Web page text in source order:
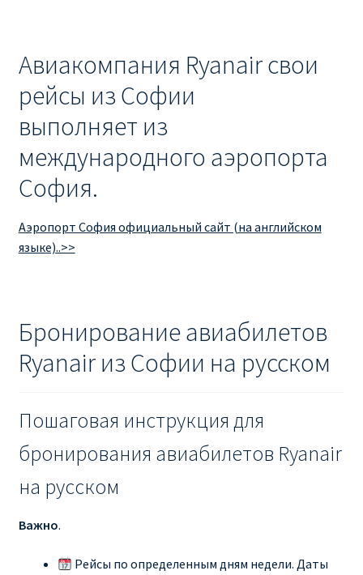
Авиакомпания Ryanair свои
рейсы из Софии
выполняет из
международного аэропорта
София.
Аэропорт София официальный сайт (на английском
языке)..>>
Бронирование авиабилетов
Ryanair из Софии на русском
Пошаговая инструкция для
бронирования авиабилетов Ryanair
на русском
Важно.
Рейсы по определенным дням недели. Даты